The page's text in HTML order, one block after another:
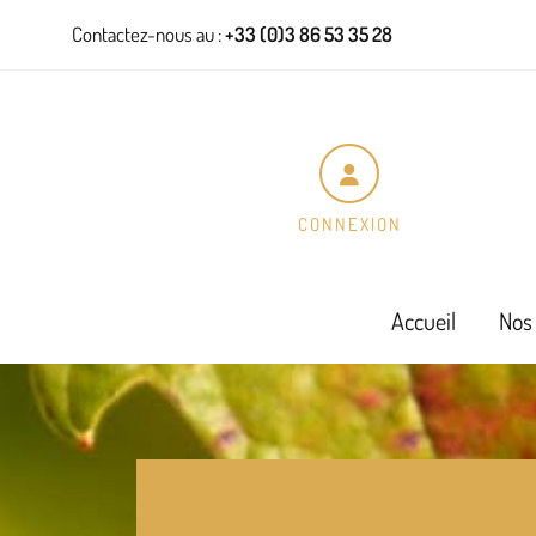
Contactez-nous au :+33 (0)3 86 53 35 28
CONNEXION
Accueil
Panneau de gestion des cookies